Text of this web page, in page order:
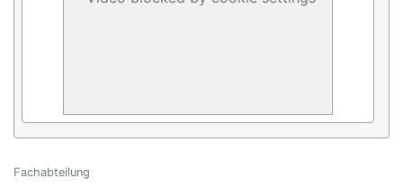
Fachabteilung